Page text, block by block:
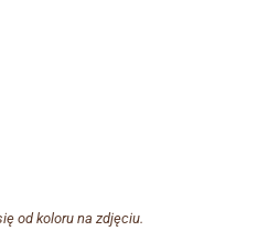
od koloru na zdjęciu.